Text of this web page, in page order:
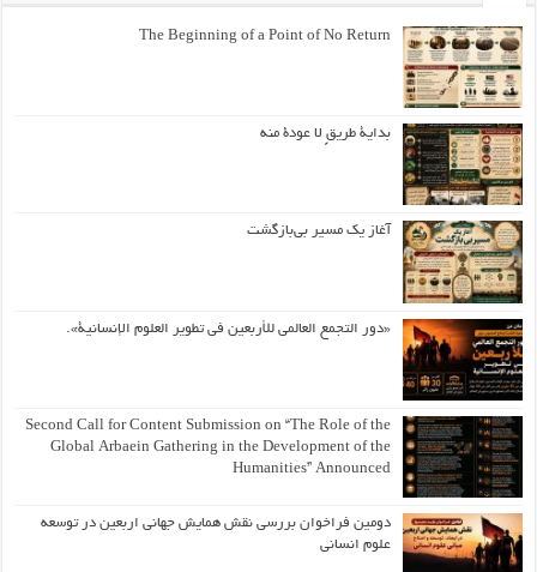
The Beginning of a Point of No Return
بداية طريقٍ لا عودة منه
آغاز یک مسیر بی‌بازگشت
«دور التجمع العالمي للأربعين في تطوير العلوم الإنسانية».
Second Call for Content Submission on “The Role of the
Global Arbaein Gathering in the Development of the
Humanities” Announced
دومین فراخوان بررسی نقش همایش جهانی اربعین در توسعه
علوم انسانی